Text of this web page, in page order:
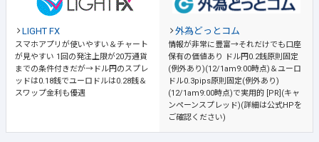
LIGHT FX
スマホアプリが使いやすい＆チャート
が見やすい 1回の発注上限が20万通貨
までの条件付きだが→ドル円のスプレ
ッドは0.18銭でユーロドルは0.28銭＆
スワップ金利も優遇
外為どっとコム
情報が非常に豊富→それだけでも口座
保有の価値あり
ドル円0.2銭原則固定
(例外あり)(12/1am9:00時点)＆ユーロ
ドル0.3pips原則固定(例外あり)
(12/1am9:00時点)で実用的 [PR](キャ
ンペーンスプレッド)(詳細は公式HPを
ご確認ください)